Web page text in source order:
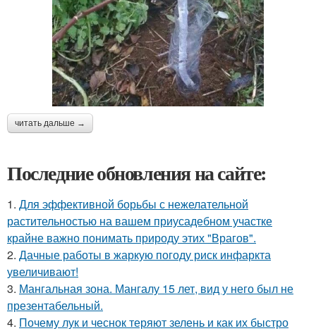
читать дальше →
Последние обновления на сайте:
1. Для эффективной борьбы с нежелательной
растительностью на вашем приусадебном участке
крайне важно понимать природу этих "Врагов".
2. Дачные работы в жаркую погоду риск инфаркта
увеличивают!
3. Мангальная зона. Мангалу 15 лет, вид у него был не
презентабельный.
4. Почему лук и чеснок теряют зелень и как их быстро